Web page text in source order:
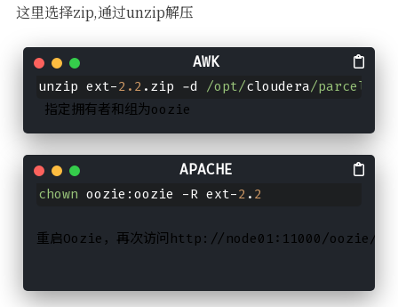
这里选择zip,通过unzip解压
unzip ext-2.2 .zip -d /opt/cloudera/parcels/
指定拥有者和组为oozie
chown oozie:oozie -R ext-2 . 2